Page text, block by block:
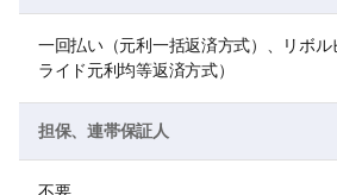
一回払い（元利一括返済方式）、リボル
ライド元利均等返済方式）
担保、連帯保証人